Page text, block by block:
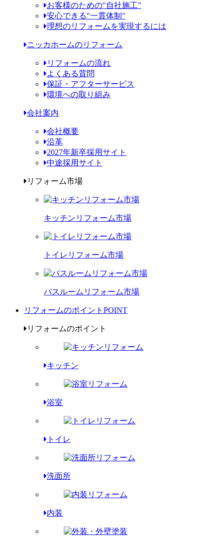
お客様のための"自社施工"
安心できる"一貫体制"
理想のリフォームを実現するには
ニッカホームのリフォーム
リフォームの流れ
よくある質問
保証・アフターサービス
環境への取り組み
会社案内
会社概要
沿革
2027年新卒採用サイト
中途採用サイト
リフォーム市場
キッチンリフォーム市場
トイレリフォーム市場
バスルームリフォーム市場
リフォームのポイント POINT
リフォームのポイント
キッチン
浴室
トイレ
洗面所
内装